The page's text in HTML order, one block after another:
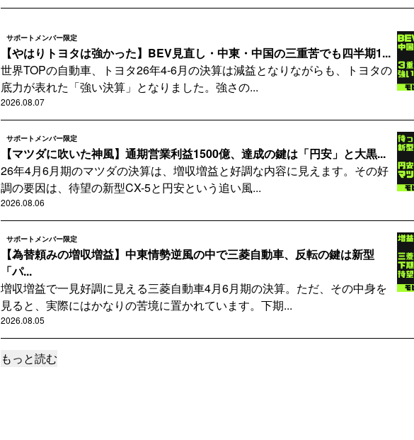
サポートメンバー限定
【やはりトヨタは強かった】BEV見直し・中東・中国の三重苦でも四半期1...
世界TOPの自動車、トヨタ26年4-6月の決算は減益となりながらも、トヨタの
底力が表れた「強い決算」となりました。強さの...
2026.08.07
サポートメンバー限定
【マツダに吹いた神風】通期営業利益1500億、達成の鍵は「円安」と大黒...
26年4月6月期のマツダの決算は、増収増益と好調な内容に見えます。その好
調の要因は、待望の新型CX-5と円安という追い風...
2026.08.06
サポートメンバー限定
【為替頼みの増収増益】中東情勢逆風の中で三菱自動車、反転の鍵は新型
「パ...
増収増益で一見好調に見える三菱自動車4月6月期の決算。ただ、その中身を
見ると、実際にはかなりの苦境に置かれています。下期...
2026.08.05
サポートメンバー限定
もっと読む